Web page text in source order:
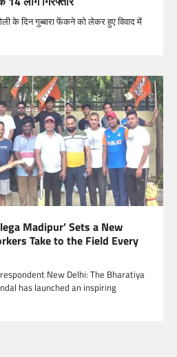
के दिन गुब्बारा फेंकने को लेकर हुए विवाद में
Madipur’ Sets a New
Take to the Field Every
New Delhi: The Bharatiya
has launched an inspiring